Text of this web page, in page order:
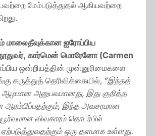
மேம்படுத்துதல் ஆகியவற்றை
மாலைதீவுக்கான ஐரோப்பிய
கார்மென் மொரேனோ (Carmen
ஒன்றியத்தின் முன்னுரிமைகளை
கருத்துத் தெரிவிக்கையில், “இந்தத்
அனுபவமானது, இது குறித்த
இந்த அவசரமான
விவகாரம் தொடர்பில்
ஒரு தளமாக உள்ளது.